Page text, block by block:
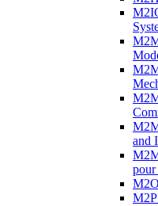
and
pour